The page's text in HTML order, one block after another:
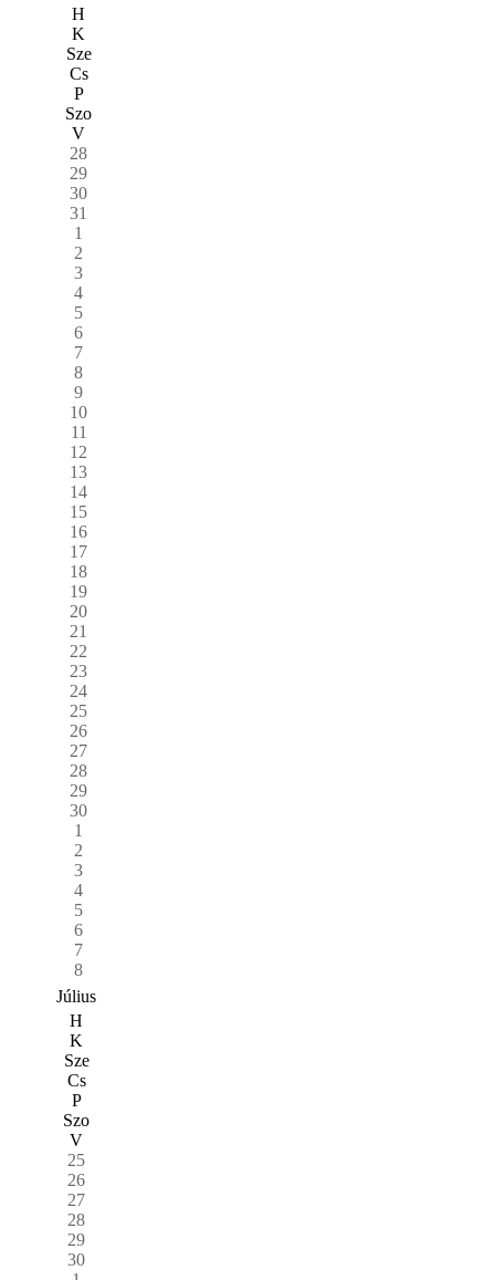
H
K
Sze
Cs
P
Szo
V
28
29
30
31
1
2
3
4
5
6
7
8
9
10
11
12
13
14
15
16
17
18
19
20
21
22
23
24
25
26
27
28
29
30
1
2
3
4
5
6
7
8
Július
H
K
Sze
Cs
P
Szo
V
25
26
27
28
29
30